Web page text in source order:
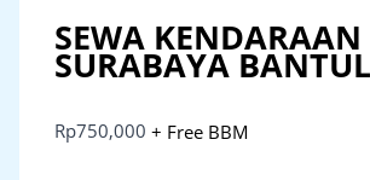
SEWA KENDARAAN
SURABAYA BANTUL
Rp750,000 + Free BBM